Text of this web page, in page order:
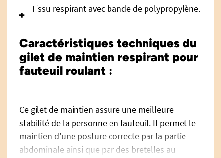
Tissu respirant avec bande de polypropylène.
Caractéristiques techniques du
gilet de maintien respirant pour
fauteuil roulant :
Ce gilet de maintien assure une meilleure
stabilité de la personne en fauteuil. Il permet le
maintien d'une posture correcte par la partie
abdominale ainsi que par des bretelles au